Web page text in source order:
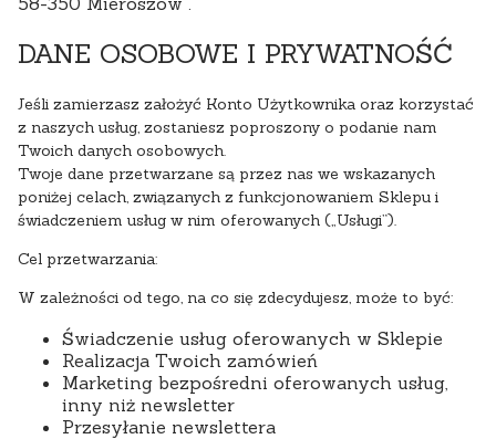
DANE OSOBOWE I PRYWATNOŚĆ
Jeśli zamierzasz założyć Konto Użytkownika oraz korzystać
z naszych usług, zostaniesz poproszony o podanie nam
Twoich danych osobowych.
Twoje dane przetwarzane są przez nas we wskazanych
poniżej celach, związanych z funkcjonowaniem Sklepu i
świadczeniem usług w nim oferowanych („Usługi”).
Cel przetwarzania:
W zależności od tego, na co się zdecydujesz, może to być:
Świadczenie usług oferowanych w Sklepie
Realizacja Twoich zamówień
Marketing bezpośredni oferowanych usług,
inny niż newsletter
Przesyłanie newslettera